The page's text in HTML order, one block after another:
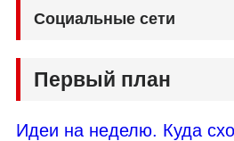
Социальные сети
Первый план
Идеи на неделю. Куда